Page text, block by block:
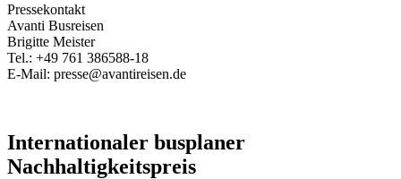
Pressekontakt
Avanti Busreisen
Brigitte Meister
Tel.: +49 761 386588-18
E-Mail: presse@avantireisen.de
Internationaler busplaner
Nachhaltigkeitspreis